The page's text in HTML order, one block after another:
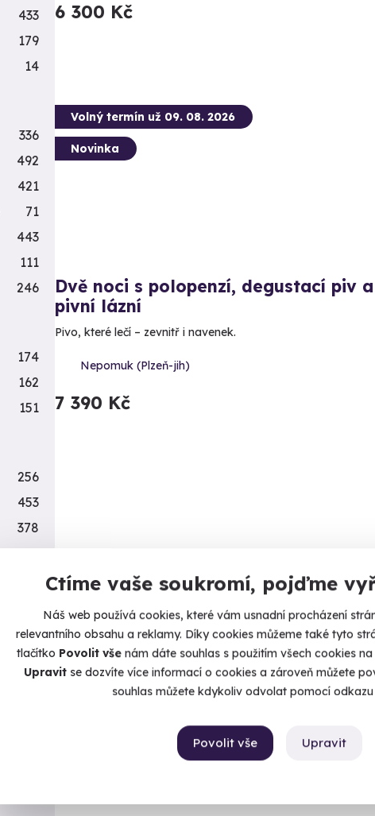
Ctíme vaše soukromí, pojďme
Náš web používá cookies, které vám usnadní procházení
relevantního obsahu a reklamy. Díky cookies můžeme také tyto
tlačítko Povolit vše nám dáte souhlas s použitím všech cookies
Upravitse dozvíte více informací o cookies a zároveň můžete
souhlas můžete kdykoliv odvolat pomocí
Upravit
Povolit vše
6 300 Kč
Volný termín už 09. 08. 2026
Novinka
Dvě noci s polopenzí, degustací piv a
pivní lázní
Pivo, které lečí – zevnitř i navenek.
Nepomuk (Plzeň-jih)
7 390 Kč
9.6
Pivní lázně s degustačním menu v
Pivovaru Zlatá kráva
odejděte jako nový člověk!
Nepomuk (Plzeň-jih)
433
179
14
336
492
421
71
443
111
246
174
162
151
256
453
378
245
450
56
422